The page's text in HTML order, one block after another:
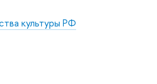
культуры РФ